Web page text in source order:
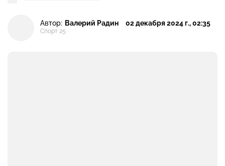
Автор: Валерий Радин
Спорт 25
02 декабря 2024 г., 02:35